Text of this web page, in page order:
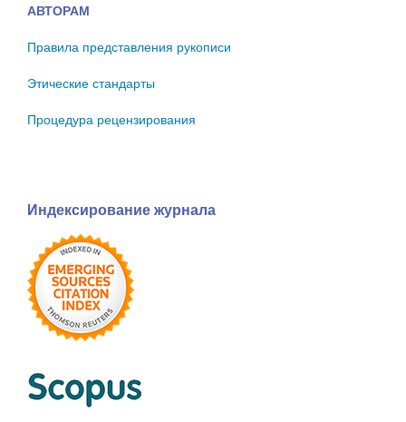
АВТОРАМ
Правила представления рукописи
Этические стандарты
Процедура рецензирования
Индексирование журнала